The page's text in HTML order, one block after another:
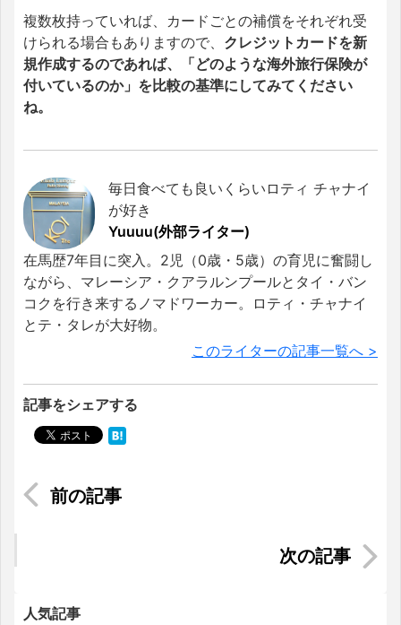
複数枚持っていれば、カードごとの補償をそれぞれ受
けられる場合もありますので、 クレジットカードを新
規作成するのであれば、「どのような海外旅行保険が
付いているのか」を比較の基準にしてみてください
ね。
毎日食べても良いくらいロティ チャナイ
が好き
Yuuuu(外部ライター)
在馬歴7年目に突入。2児（0歳・5歳）の育児に奮闘し
ながら、マレーシア・クアラルンプールとタイ・バン
コクを行き来するノマドワーカー。ロティ・チャナイ
とテ・タレが大好物。
このライターの記事一覧へ >
記事をシェアする
ゆっくり楽しむベトナムのコーヒー文化
ベトナム人にとって特別な「入学式」の日
人気記事